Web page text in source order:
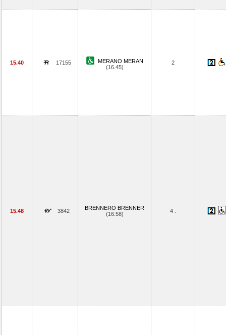
15.40 17155
MERANO MERAN
(16.45)
2
15.48 3842
BRENNERO BRENNER
(16.58)
4 .